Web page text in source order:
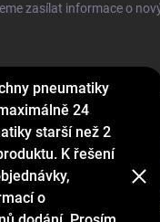
Používáme
webu a díky
pneumatiky
24
starší než 2
K řešení
o
zasílat informace o
ochrany osobních